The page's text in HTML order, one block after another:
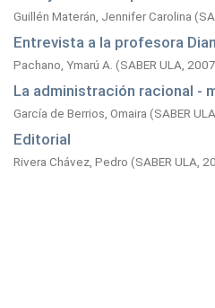
Guillén Materán, Jennifer Carolina (
Entrevista a la profesora
Pachano, Ymarú A. (SABER ULA,
La administración racional -
García de Berrios, Omaira (SABER ULA,
Editorial
Rivera Chávez, Pedro (SABER ULA,